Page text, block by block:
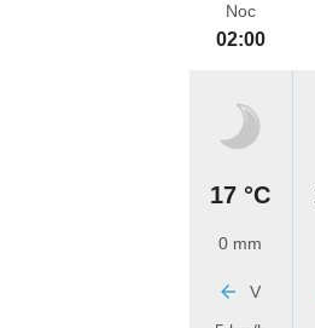
Noc
02:00
17 °C
0 mm
V